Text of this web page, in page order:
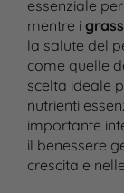
essenziale
mentre i
la salute del
come quelle
scelta ideale
nutrienti
importante
il benessere
crescita e